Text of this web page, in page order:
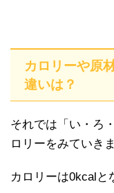
カロリーや原
違いは？
それでは「い・ろ
ロリーをみていき
カロリーは0kcalと